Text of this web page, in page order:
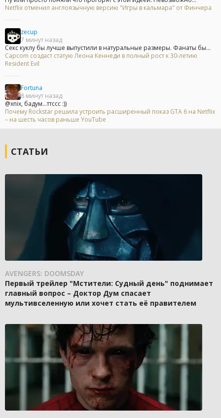
Netflix отменил англоязычную версию "Игры в кальмара" от Финчера
zecup
7 минут назад
Секс куклу бы лучше выпустили в натуральные размеры. Фанаты бы...
Capcom создаст статую Леона Кеннеди в полный рост к 30-летию
Resident Evil
Fortuna
8 минут назад
@xnix, бадум...ттссс :))
Почему Rockstar решила устроить расширенный показ GTA 6 на Netflix
– на шесть часов раньше YouTube
СТАТЬИ
AVENGERS: DOOMSDAY
Первый трейлер "Мстители: Судный день" поднимает
главный вопрос – Доктор Дум спасает
мультивселенную или хочет стать её правителем